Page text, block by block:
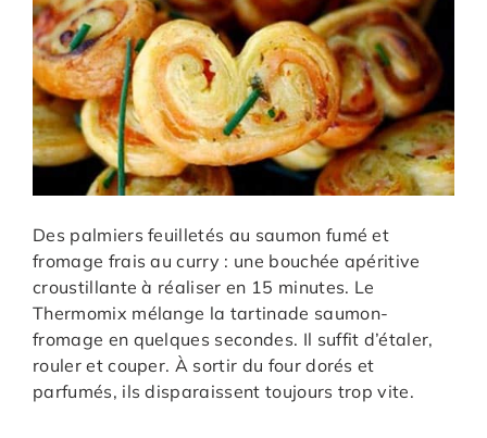
Des palmiers feuilletés au saumon fumé et
fromage frais au curry : une bouchée apéritive
croustillante à réaliser en 15 minutes. Le
Thermomix mélange la tartinade saumon-
fromage en quelques secondes. Il suffit d’étaler,
rouler et couper. À sortir du four dorés et
parfumés, ils disparaissent toujours trop vite.